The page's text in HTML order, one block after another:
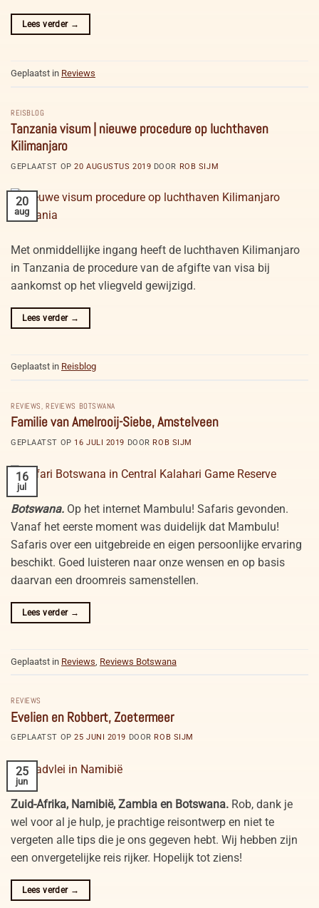
Lees verder →
Geplaatst in Reviews
REISBLOG
Tanzania visum | nieuwe procedure op luchthaven
Kilimanjaro
GEPLAATST OP20 AUGUSTUS 2019 DOOR ROB SIJM
20
aug
Met onmiddellijke ingang heeft de luchthaven Kilimanjaro
in Tanzania de procedure van de afgifte van visa bij
aankomst op het vliegveld gewijzigd.
Lees verder →
Geplaatst in Reisblog
REVIEWS ,REVIEWS BOTSWANA
Familie van Amelrooij-Siebe, Amstelveen
GEPLAATST OP 16 JULI 2019 DOOR ROB SIJM
16
jul
Botswana. Op het internet Mambulu! Safaris gevonden.
Vanaf het eerste moment was duidelijk dat Mambulu!
Safaris over een uitgebreide en eigen persoonlijke ervaring
beschikt. Goed luisteren naar onze wensen en op basis
daarvan een droomreis samenstellen.
Lees verder →
Geplaatst in Reviews Reviews Botswana
REVIEWS
Evelien en Robbert, Zoetermeer
GEPLAATST OP25 JUNI 2019 DOOR ROB SIJM
25
jun
Zuid-Afrika, Namibië, Zambia en Botswana. Rob, dank je
wel voor al je hulp, je prachtige reisontwerp en niet te
vergeten alle tips die je ons gegeven hebt. Wij hebben zijn
een onvergetelijke reis rijker. Hopelijk tot ziens!
Lees verder →